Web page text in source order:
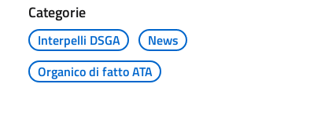
Categorie
Interpelli DSGA
News
Organico di fatto ATA